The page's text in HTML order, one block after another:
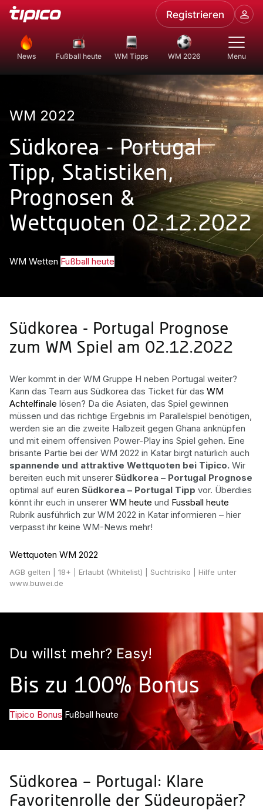
Registrieren
News Fußball heute WM Tipps WM 2026 Menu
WM 2022
Südkorea - Portugal
Tipp, Statistiken,
Prognosen &
Wettquoten 02.12.2022
WM Wetten Fußball heute
Südkorea - Portugal Prognose
zum WM Spiel am 02.12.2022
Wer kommt in der WM Gruppe H neben Portugal weiter?
Kann das Team aus Südkorea das Ticket für das WM
Achtelfinale lösen? Da die Asiaten, das Spiel gewinnen
müssen und das richtige Ergebnis im Parallelspiel benötigen,
werden sie an die zweite Halbzeit gegen Ghana anknüpfen
und mit einem offensiven Power-Play ins Spiel gehen. Eine
brisante Partie bei der WM 2022 in Katar birgt natürlich auch
spannende und attraktive Wettquoten bei Tipico. Wir
bereiten euch mit unserer Südkorea – Portugal Prognose
optimal auf euren Südkorea – Portugal Tipp vor. Überdies
könnt ihr euch in unserer WM heute und Fussball heute
Rubrik ausführlich zur WM 2022 in Katar informieren – hier
verpasst ihr keine WM-News mehr!
Wettquoten WM 2022
AGB gelten | 18+ | Erlaubt (Whitelist) | Suchtrisiko | Hilfe unter
www.buwei.de
Du willst mehr? Easy!
Bis zu 100% Bonus
Tipico Bonus Fußball heute
Südkorea – Portugal: Klare
Favoritenrolle der Südeuropäer?